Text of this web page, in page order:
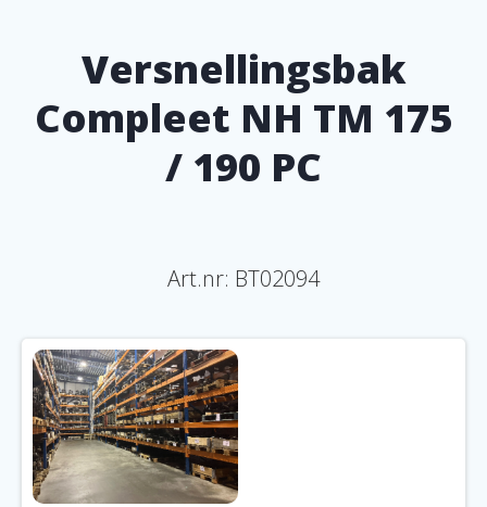
Versnellingsbak
Compleet NH TM 175
/ 190 PC
Art.nr: BT02094